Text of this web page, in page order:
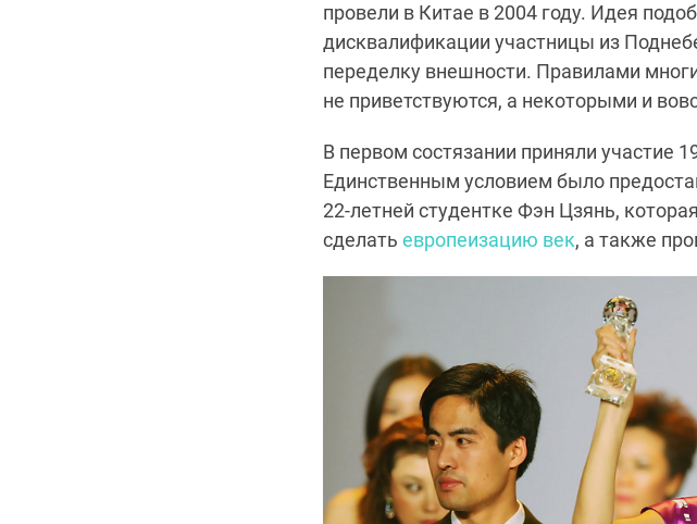
провели в Китае в 2004 году. Идея
дисквалификации участницы из
переделку внешности. Правилами
не приветствуются, а некоторыми и
В первом состязании приняли участие
Единственным условием было
22-летней студентке Фэн Цзянь,
сделать европеизацию век, а также